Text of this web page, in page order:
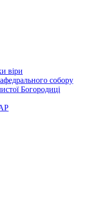
віри
собору
Богородиці